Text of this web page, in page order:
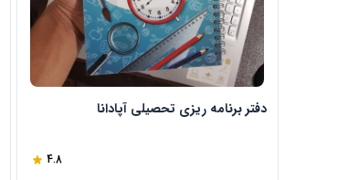
دفتر برنامه ریزی تحصیلی آپادانا
4.8